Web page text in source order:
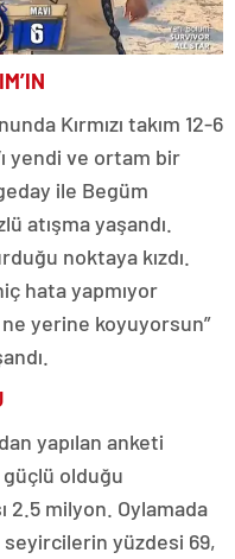
Kırmızı takım 12-6
yendi ve ortam bir
ile Begüm
atışma yaşandı.
noktaya kızdı.
hata yapmıyor
yerine koyuyorsun”
yapılan anketi
güçlü olduğu
2.5 milyon. Oylamada
seyircilerin yüzdesi 69,